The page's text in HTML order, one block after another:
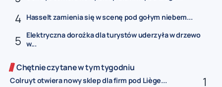
Hasselt zamienia się w scenę pod gołym niebem...
Elektryczna dorożka dla turystów uderzyła w drzewo
w...
Chętnie czytane w tym tygodniu
Colruyt otwiera nowy sklep dla firm pod Liège...